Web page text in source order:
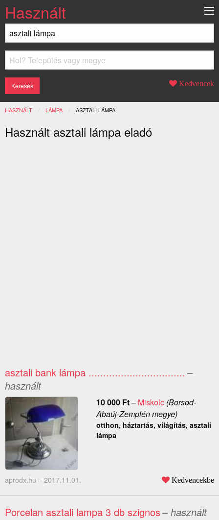
Használt
Kedvencek
HASZNÁLT LÁMPA JELENLEGI:
ASZTALI LÁMPA
Használt asztali lámpa eladó
asztali bank lámpa ................................. –
használt
10 000 Ft– Miskolc(Borsod-
Abaúj-Zemplén megye)
otthon, háztartás, világítás, asztali
lámpa
aprodx.hu – 2017.11.01. Kedvencekbe
Porcelan asztali lampa 3 db szignos– használt